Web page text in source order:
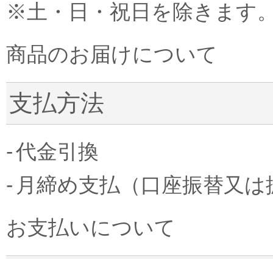
※土・日・祝日を除きます
商品のお届けについて
支払方法
代金引換
月締め支払（口座振替又は
お支払いについて